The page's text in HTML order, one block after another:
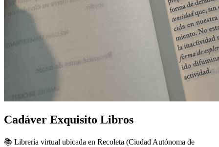
Cadáver Exquisito Libros
📚 Librería virtual ubicada en Recoleta (Ciudad Autónoma de